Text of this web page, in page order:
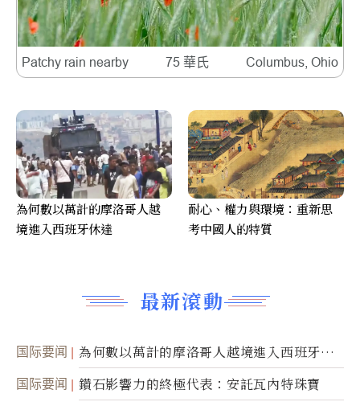
Patchy rain nearby 75 華氏 Columbus, Ohio
最新滾動
国际要闻
為何數以萬計的摩洛哥人越境進入西班牙休
達
国际要闻 鑽石影響力的終極代表：安託瓦內特珠寶
為何數以萬計的摩洛哥人越
境進入西班牙休達
耐心、權力與環境：重新思
考中國人的特質